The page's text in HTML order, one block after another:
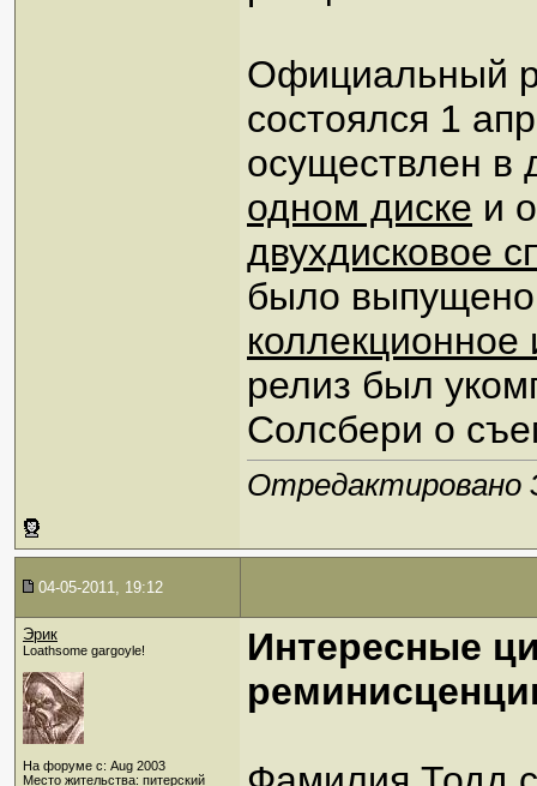
Официальный
состоялся 1
осуществлен в
одном диске и
двухдисковое
было
коллекционное
релиз был
Солсбери о
Отредактировано
04-05-2011, 19:12
Эрик
Loathsome gargoyle!
На форуме с: Aug 2003
Место жительства: питерский
Интересные